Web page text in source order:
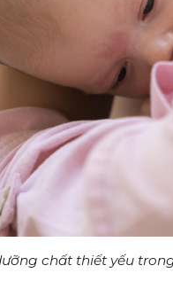
chất thiết yếu